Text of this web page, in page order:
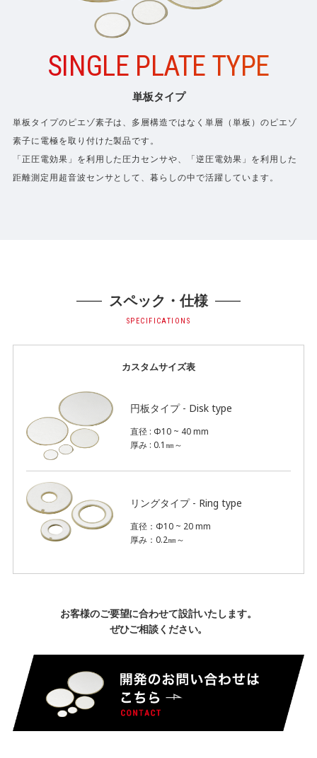
SINGLE PLATE TYPE
単板タイプ
単板タイプのピエゾ素子は、多層構造ではなく単層（単板）のピエゾ
素子に電極を取り付けた製品です。
「正圧電効果」を利用した圧力センサや、「逆圧電効果」を利用した
距離測定用超音波センサとして、暮らしの中で活躍しています。
スペック・仕様
SPECIFICATIONS
カスタムサイズ表
円板タイプ - Disk type
直径 : Φ10 ~ 40 mm
厚み : 0.1㎜～
リングタイプ - Ring type
直径：Φ10 ~ 20 mm
厚み：0.2㎜～
お客様のご要望に合わせて設計いたします。
ぜひご相談ください。